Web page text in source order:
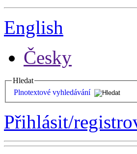
English
Česky
Hledat
Plnotextové vyhledávání
Přihlásit/